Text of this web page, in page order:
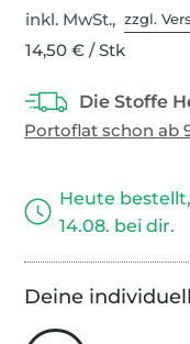
inkl. MwSt.,zzgl.
14,50 € / Stk
Heute bestellt,
14.08. bei dir.
Deine